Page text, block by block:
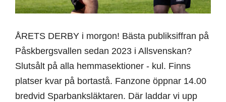
ÅRETS DERBY i morgon! Bästa publiksiffran på
Påskbergsvallen sedan 2023 i Allsvenskan?
Slutsålt på alla hemmasektioner - kul. Finns
platser kvar på bortastå. Fanzone öppnar 14.00
bredvid Sparbanksläktaren. Där laddar vi upp